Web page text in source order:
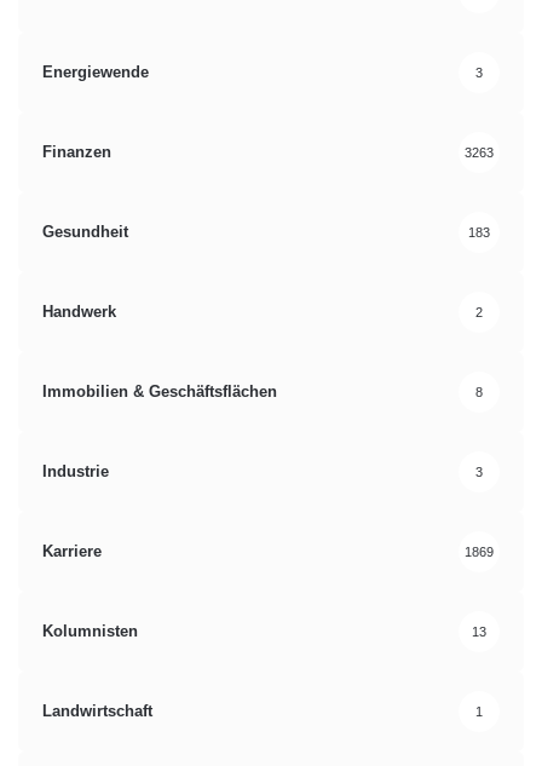
Energiewende 3
Finanzen 3263
Gesundheit 183
Handwerk 2
Immobilien & Geschäftsflächen 8
Industrie 3
Karriere 1869
Kolumnisten 13
Landwirtschaft 1